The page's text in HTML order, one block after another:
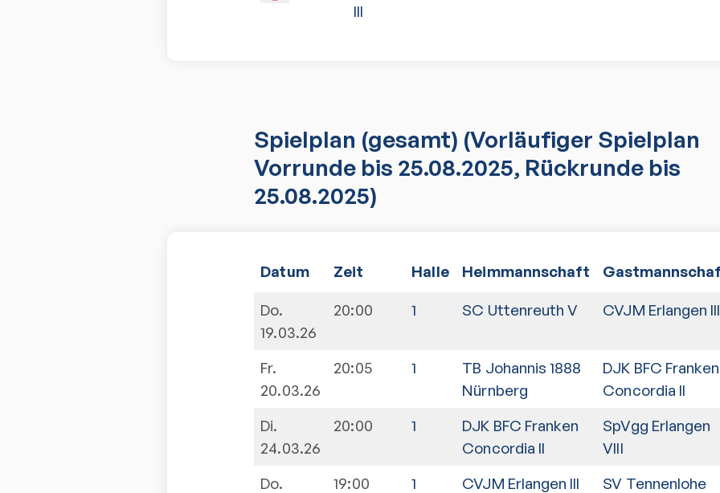
III
Spielplan (gesamt) (Vorläufiger Spielplan
Vorrunde bis 25.08.2025, Rückrunde bis
25.08.2025)
Datum Zeit Halle Heimmannschaft
Do.
19.03.26
20:00 1 SC Uttenreuth V CVJM Erlangen III
Fr.
20.03.26
20:05 1
TB Johannis 1888
Nürnberg
DJK BFC Franken
Concordia II
Di.
24.03.26
20:00 1
DJK BFC Franken
Concordia II
SpVgg Erlangen
VIII
Do.
19:00 1 CVJM Erlangen III
SV Tennenlohe